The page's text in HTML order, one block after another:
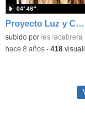
Proyecto Luz y Color
subido por Ies lacabrera
04′ 46″
-hace 8 años- 418